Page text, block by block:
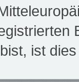
ist